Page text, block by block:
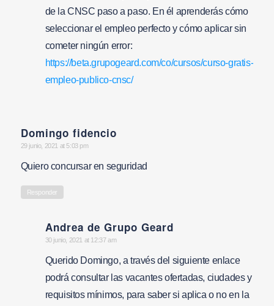
de la CNSC paso a paso. En él aprenderás cómo
seleccionar el empleo perfecto y cómo aplicar sin
cometer ningún error:
https://beta.grupogeard.com/co/cursos/curso-gratis-
empleo-publico-cnsc/
Domingo fidencio
says:
29 junio, 2021 at 5:03 pm
Quiero concursar en seguridad
Responder
Andrea de Grupo Geard
says:
30 junio, 2021 at 12:37 am
Querido Domingo, a través del siguiente enlace
podrá consultar las vacantes ofertadas, ciudades y
requisitos mínimos, para saber si aplica o no en la